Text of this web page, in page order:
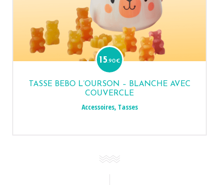
15.90€
TASSE BEBO L’OURSON – BLANCHE AVEC
COUVERCLE
Accessoires, Tasses